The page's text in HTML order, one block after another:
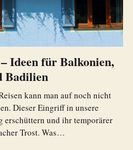
Ideen für Balkonien,
Badilien
kann man auf noch nicht
Dieser Eingriff in unsere
erschüttern und ihr temporärer
Trost. Was…